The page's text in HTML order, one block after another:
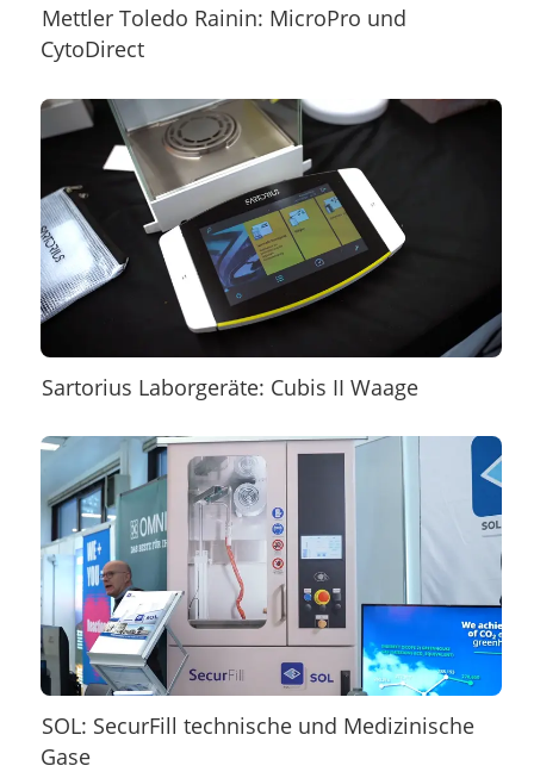
Mettler Toledo Rainin: MicroPro und
CytoDirect
Sartorius Laborgeräte: Cubis II Waage
SOL: SecurFill technische und Medizinische
Gase